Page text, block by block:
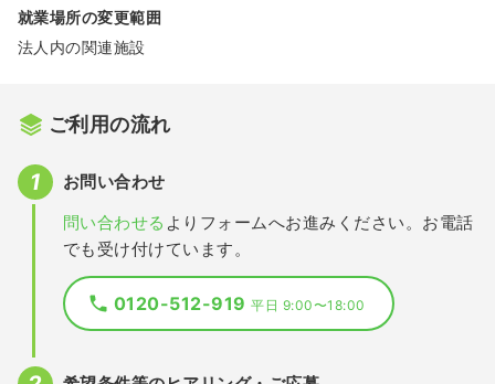
就業場所の変更範囲
法人内の関連施設
ご利用の流れ
お問い合わせ
問い合わせる よりフォームへお進みください。お電話
でも受け付けています。
0120-512-919平日 9:00〜18:00